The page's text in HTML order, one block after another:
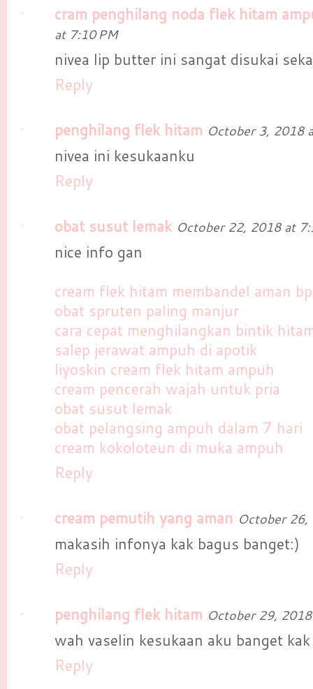
cram penghilang noda flek hitam
at 7:10 PM
nivea lip butter ini sangat disukai
Reply
penghilang flek hitam October 3, 2018
nivea ini kesukaanku
Reply
obat susut lemak October 22, 2018 at
nice info gan
cream flek hitam membandel aman
obat spruten paling manjur
cara cepat menghilangkan bintik
salep jerawat ampuh di apotik
liyoskin cream flek hitam ampuh
cream pencerah wajah untuk pria
obat susut lemak
obat pelangsing ampuh dalam 7 hari
cream kokoloteun di muka ampuh
Reply
cream pemutih yang aman October
makasih infonya kak bagus banget:)
Reply
penghilang flek hitam October 29,
wah vaselin kesukaan aku banget kak
Reply